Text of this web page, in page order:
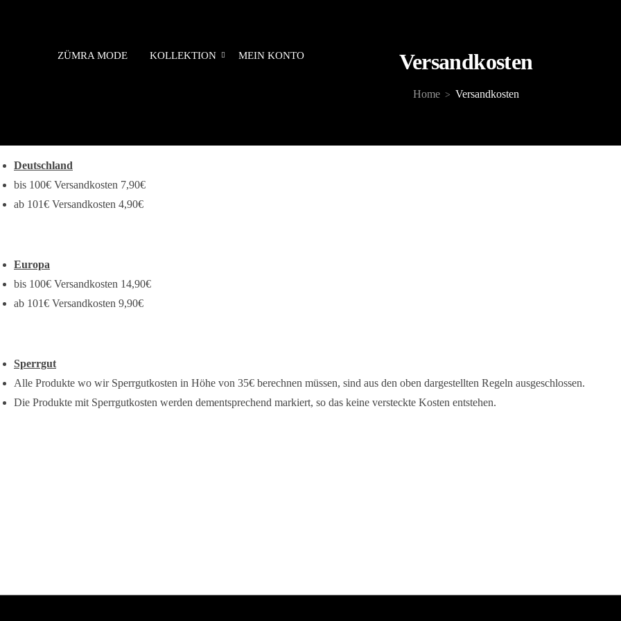
ZÜMRA MODE KOLLEKTION MEIN KONTO Versandkosten
Home > Versandkosten
Deutschland
bis 100€ Versandkosten 7,90€
ab 101€ Versandkosten 4,90€
Europa
bis 100€ Versandkosten 14,90€
ab 101€ Versandkosten 9,90€
Sperrgut
Alle Produkte wo wir Sperrgutkosten in Höhe von 35€ berechnen müssen, sind aus den oben dargestellten Regeln ausgeschlossen.
Die Produkte mit Sperrgutkosten werden dementsprechend markiert, so das keine versteckte Kosten entstehen.